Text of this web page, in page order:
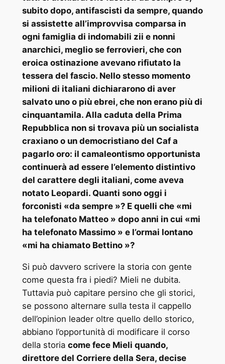
subito dopo, antifascisti da sempre, quando
si assistette all’improvvisa comparsa in
ogni famiglia di indomabili zii e nonni
anarchici, meglio se ferrovieri, che con
eroica ostinazione avevano rifiutato la
tessera del fascio. Nello stesso momento
milioni di italiani dichiararono di aver
salvato uno o più ebrei, che non erano più di
cinquantamila. Alla caduta della Prima
Repubblica non si trovava più un socialista
craxiano o un democristiano del Caf a
pagarlo oro: il camaleontismo opportunista
continuerà ad essere l’elemento distintivo
del carattere degli italiani, come aveva
notato Leopardi. Quanti sono oggi i
forconisti «da sempre »? E quelli che «mi
ha telefonato Matteo » dopo anni in cui «mi
ha telefonato Massimo » e l’ormai lontano
«mi ha chiamato Bettino »?
Si può davvero scrivere la storia con gente
come questa fra i piedi? Mieli ne dubita.
Tuttavia può capitare persino che gli storici,
se possono alternare sulla testa il cappello
dell’opinion leader oltre quello dello storico,
abbiano l’opportunità di modificare il corso
della storia come fece Mieli quando,
direttore del Corriere della Sera, decise